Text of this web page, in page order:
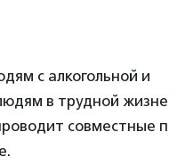
с алкогольной и
в трудной
совместные